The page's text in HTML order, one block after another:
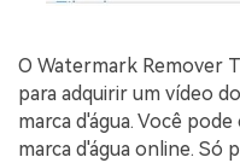
O Watermark Remover
para adquirir um vídeo
marca d'água. Você
marca d'água online. Só